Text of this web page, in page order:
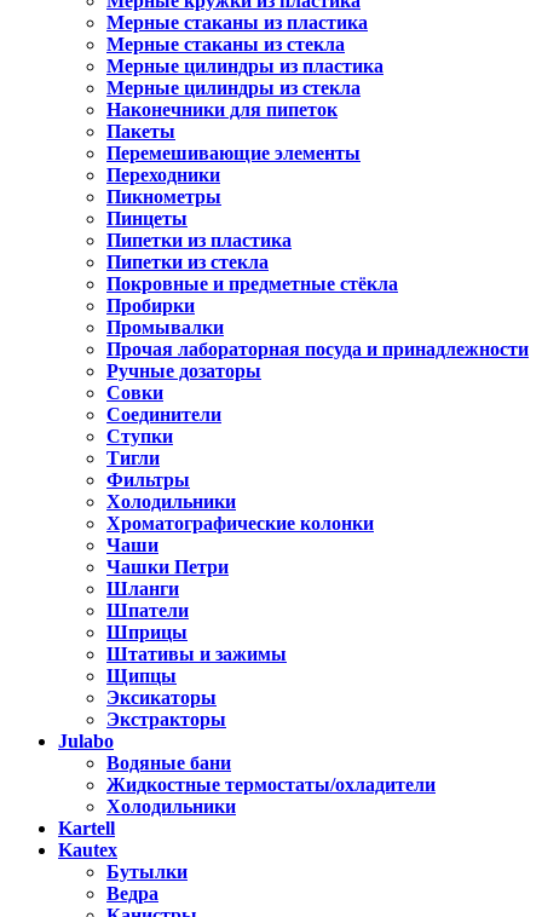
Мерные стаканы из пластика
Мерные стаканы из стекла
Мерные цилиндры из пластика
Мерные цилиндры из стекла
Наконечники для пипеток
Пакеты
Перемешивающие элементы
Переходники
Пикнометры
Пинцеты
Пипетки из пластика
Пипетки из стекла
Покровные и предметные стёкла
Пробирки
Промывалки
Прочая лабораторная посуда и принадлежности
Ручные дозаторы
Совки
Соединители
Ступки
Тигли
Фильтры
Холодильники
Хроматографические колонки
Чаши
Чашки Петри
Шланги
Шпатели
Шприцы
Штативы и зажимы
Щипцы
Эксикаторы
Экстракторы
Julabo
Водяные бани
Жидкостные термостаты/охладители
Холодильники
Kartell
Kautex
Бутылки
Ведра